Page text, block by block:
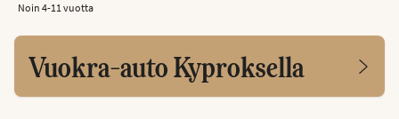
Noin 4-11 vuotta
Vuokra-auto Kyproksella